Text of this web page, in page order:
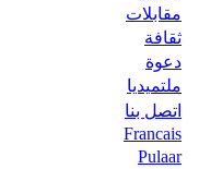
مقابلات
ثقافة
دعوة
ملتميديا
اتصل بنا
Francais
Pulaar